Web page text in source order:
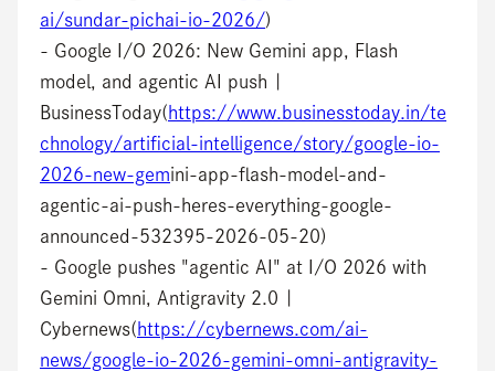
ai/sundar-pichai-io-2026/)
- Google I/O 2026: New Gemini app, Flash
model, and agentic AI push |
BusinessToday( https://www.businesstoday.in/te
chnology/artificial-intelligence/story/google-io-
2026-new-gemini-app-flash-model-and-
agentic-ai-push-heres-everything-google-
announced-532395-2026-05-20)
- Google pushes "agentic AI" at I/O 2026 with
Gemini Omni, Antigravity 2.0 |
Cybernews( https://cybernews.com/ai-
news/google-io-2026-gemini-omni-antigravity-